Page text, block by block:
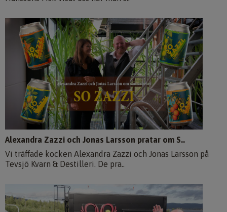
Alexandra Zazzi och Jonas Larsson pratar om S..
Vi träffade kocken Alexandra Zazzi och Jonas Larsson på
Tevsjö Kvarn & Destilleri. De pra..